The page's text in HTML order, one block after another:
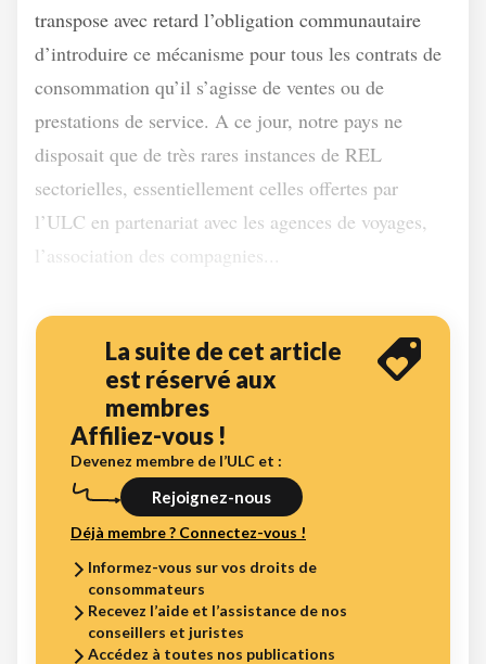
transpose avec retard l’obligation communautaire
d’introduire ce mécanisme pour tous les contrats de
consommation qu’il s’agisse de ventes ou de
prestations de service. A ce jour, notre pays ne
disposait que de très rares instances de REL
sectorielles, essentiellement celles offertes par
l’ULC en partenariat avec les agences de voyages,
l’association des compagnies...
La suite de cet article
est réservé aux
membres
Affiliez-vous !
Devenez membre de l’ULC et :
Rejoignez-nous
Déjà membre ? Connectez-vous !
Informez-vous sur vos droits de
consommateurs
Recevez l’aide et l’assistance de nos
conseillers et juristes
Accédez à toutes nos publications